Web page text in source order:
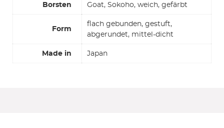
Borsten Goat, Sokoho, weich, gefärbt
Form
flach gebunden, gestuft,
abgerundet, mittel-dicht
Made in Japan